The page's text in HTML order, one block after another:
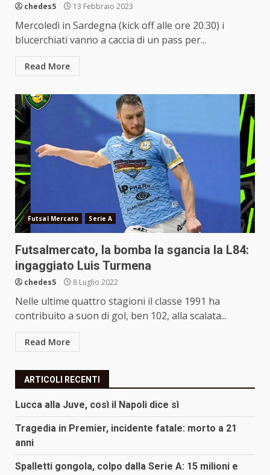
chedes5 13 Febbraio 2023
Mercoledì in Sardegna (kick off alle ore 20.30) i
blucerchiati vanno a caccia di un pass per...
Read More
Futsal Mercato Serie A
Futsalmercato, la bomba la sgancia la L84:
ingaggiato Luis Turmena
chedes5 8 Luglio 2022
Nelle ultime quattro stagioni il classe 1991 ha
contribuito a suon di gol, ben 102, alla scalata...
Read More
ARTICOLI RECENTI
Lucca alla Juve, così il Napoli dice sì
Tragedia in Premier, incidente fatale: morto a 21
anni
Spalletti gongola, colpo dalla Serie A: 15 milioni e